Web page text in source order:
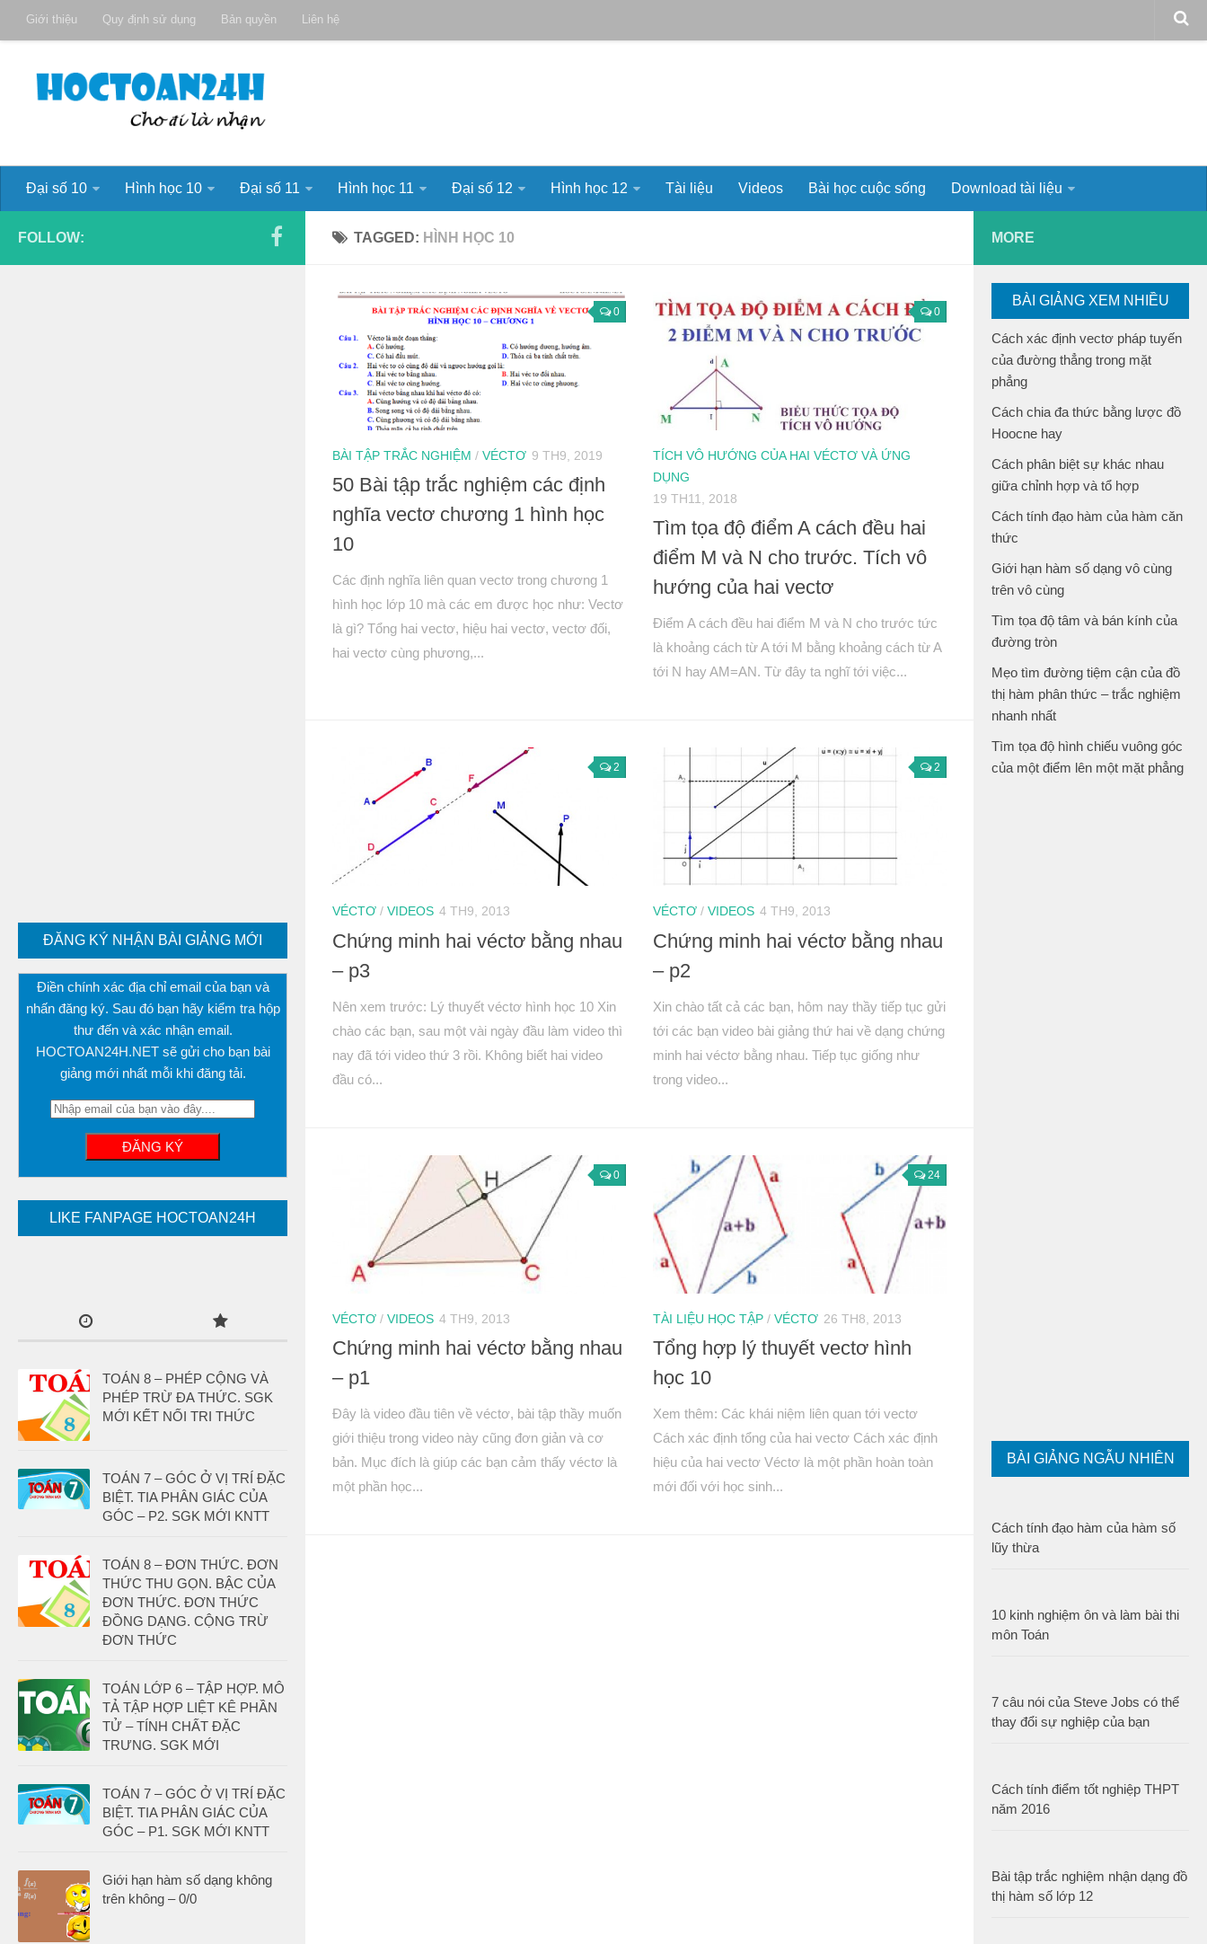
Giới thiệu Quy định sử dụng Bản quyền Liên hệ
Đại số 10 Hình học 10 Đại số 11 Hình học 11 Đại số 12 Hình học 12 Tài liệu Videos Bài học cuộc sống Download tài liệu
TAGGED: HÌNH HỌC 10
0
BÀI TẬP TRẮC NGHIỆM / VÉCTƠ 9 TH9, 2019
50 Bài tập trắc nghiệm các định
nghĩa vectơ chương 1 hình học
10
Các định nghĩa liên quan vectơ trong chương 1
hình học lớp 10 mà các em được học như: Vectơ
là gì? Tổng hai vectơ, hiệu hai vectơ, vectơ đối,
hai vectơ cùng phương,...
0
TÍCH VÔ HƯỚNG CỦA HAI VÉCTƠ VÀ ỨNG
DỤNG
19 TH11, 2018
Tìm tọa độ điểm A cách đều hai
điểm M và N cho trước. Tích vô
hướng của hai vectơ
Điểm A cách đều hai điểm M và N cho trước tức
là khoảng cách từ A tới M bằng khoảng cách từ A
tới N hay AM=AN. Từ đây ta nghĩ tới việc...
2
VÉCTƠ / VIDEOS 4 TH9, 2013
Chứng minh hai véctơ bằng nhau
– p3
Nên xem trước: Lý thuyết véctơ hình học 10 Xin
chào các bạn, sau một vài ngày đầu làm video thì
nay đã tới video thứ 3 rồi. Không biết hai video
đầu có...
2
VÉCTƠ / VIDEOS 4 TH9, 2013
Chứng minh hai véctơ bằng nhau
– p2
Xin chào tất cả các bạn, hôm nay thầy tiếp tục gửi
tới các bạn video bài giảng thứ hai về dạng chứng
minh hai véctơ bằng nhau. Tiếp tục giống như
trong video...
0
VÉCTƠ / VIDEOS 4 TH9, 2013
Chứng minh hai véctơ bằng nhau
– p1
Đây là video đầu tiên về véctơ, bài tập thầy muốn
giới thiệu trong video này cũng đơn giản và cơ
bản. Mục đích là giúp các bạn cảm thấy véctơ là
một phần học...
24
TÀI LIỆU HỌC TẬP / VÉCTƠ 26 TH8, 2013
Tổng hợp lý thuyết vectơ hình
học 10
Xem thêm: Các khái niệm liên quan tới vectơ
Cách xác định tổng của hai vectơ Cách xác định
hiệu của hai vectơ Véctơ là một phần hoàn toàn
mới đối với học sinh...
FOLLOW:
ĐĂNG KÝ NHẬN BÀI GIẢNG MỚI
Điền chính xác địa chỉ email của bạn và
nhấn đăng ký. Sau đó bạn hãy kiểm tra hộp
thư đến và xác nhận email.
HOCTOAN24H.NET sẽ gửi cho bạn bài
giảng mới nhất mỗi khi đăng tải.
LIKE FANPAGE HOCTOAN24H
TOÁN 8 – PHÉP CỘNG VÀ
PHÉP TRỪ ĐA THỨC. SGK
MỚI KẾT NỐI TRI THỨC
TOÁN 7 – GÓC Ở VỊ TRÍ ĐẶC
BIỆT. TIA PHÂN GIÁC CỦA
GÓC – P2. SGK MỚI KNTT
TOÁN 8 – ĐƠN THỨC. ĐƠN
THỨC THU GỌN. BẬC CỦA
ĐƠN THỨC. ĐƠN THỨC
ĐỒNG DẠNG. CỘNG TRỪ
ĐƠN THỨC
TOÁN LỚP 6 – TẬP HỢP. MÔ
TẢ TẬP HỢP LIỆT KÊ PHẦN
TỬ – TÍNH CHẤT ĐẶC
TRƯNG. SGK MỚI
TOÁN 7 – GÓC Ở VỊ TRÍ ĐẶC
BIỆT. TIA PHÂN GIÁC CỦA
GÓC – P1. SGK MỚI KNTT
Giới hạn hàm số dạng không
trên không – 0/0
MORE
BÀI GIẢNG XEM NHIỀU
Cách xác định vectơ pháp tuyến
của đường thẳng trong mặt
phẳng
Cách chia đa thức bằng lược đồ
Hoocne hay
Cách phân biệt sự khác nhau
giữa chỉnh hợp và tổ hợp
Cách tính đạo hàm của hàm căn
thức
Giới hạn hàm số dạng vô cùng
trên vô cùng
Tìm tọa độ tâm và bán kính của
đường tròn
Mẹo tìm đường tiệm cận của đồ
thị hàm phân thức – trắc nghiệm
nhanh nhất
Tìm tọa độ hình chiếu vuông góc
của một điểm lên một mặt phẳng
BÀI GIẢNG NGẪU NHIÊN
Cách tính đạo hàm của hàm số
lũy thừa
10 kinh nghiệm ôn và làm bài thi
môn Toán
7 câu nói của Steve Jobs có thể
thay đổi sự nghiệp của bạn
Cách tính điểm tốt nghiệp THPT
năm 2016
Bài tập trắc nghiệm nhận dạng đồ
thị hàm số lớp 12